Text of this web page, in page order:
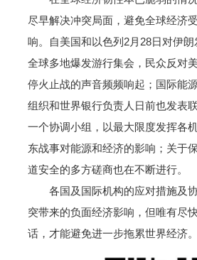
尽早解决冲突局面，避免全球经济
响。自美国和以色列2月28日对伊朗
全球多地爆发游行集会，民众反对
停火止战的声音频频响起；国际能
组织和世界银行负责人日前也发表
一个协调小组，以最大限度发挥各
东战事对能源和经济的影响；关于
道安全的多方磋商也在不断进行。
各国及国际机构的应对措施及协
突带来的负面经济影响，但唯有尽
话，才能避免进一步拖累世界经济。